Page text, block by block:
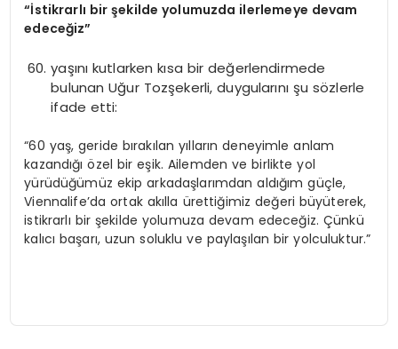
“İstikrarlı bir şekilde yolumuzda ilerlemeye devam
edeceğiz”
yaşını kutlarken kısa bir değerlendirmede
bulunan Uğur Tozşekerli, duygularını şu sözlerle
ifade etti:
“60 yaş, geride bırakılan yılların deneyimle anlam
kazandığı özel bir eşik. Ailemden ve birlikte yol
yürüdüğümüz ekip arkadaşlarımdan aldığım güçle,
Viennalife’da ortak akılla ürettiğimiz değeri büyüterek,
istikrarlı bir şekilde yolumuza devam edeceğiz. Çünkü
kalıcı başarı, uzun soluklu ve paylaşılan bir yolculuktur.”